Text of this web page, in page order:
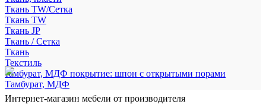
Ткань TW/Сетка
Ткань TW
Ткань JP
Ткань / Сетка
Ткань
Текстиль
тамбурат, МДФ покрытие: шпон с открытыми порами
Тамбурат, МДФ
Интернет-магазин мебели от производителя